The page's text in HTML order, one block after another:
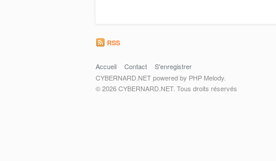
RSS
Accueil Contact
S'enregistrer
CYBERNARD.NET powered by PHP Melody.
© 2026 CYBERNARD.NET. Tous droits réservés